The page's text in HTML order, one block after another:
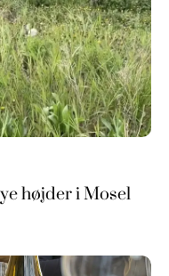
højder i Mosel